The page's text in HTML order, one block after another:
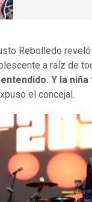
Rebolledo
a raíz de
Y la niña
el concejal.